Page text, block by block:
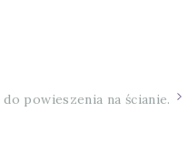
powieszenia na ścianie.